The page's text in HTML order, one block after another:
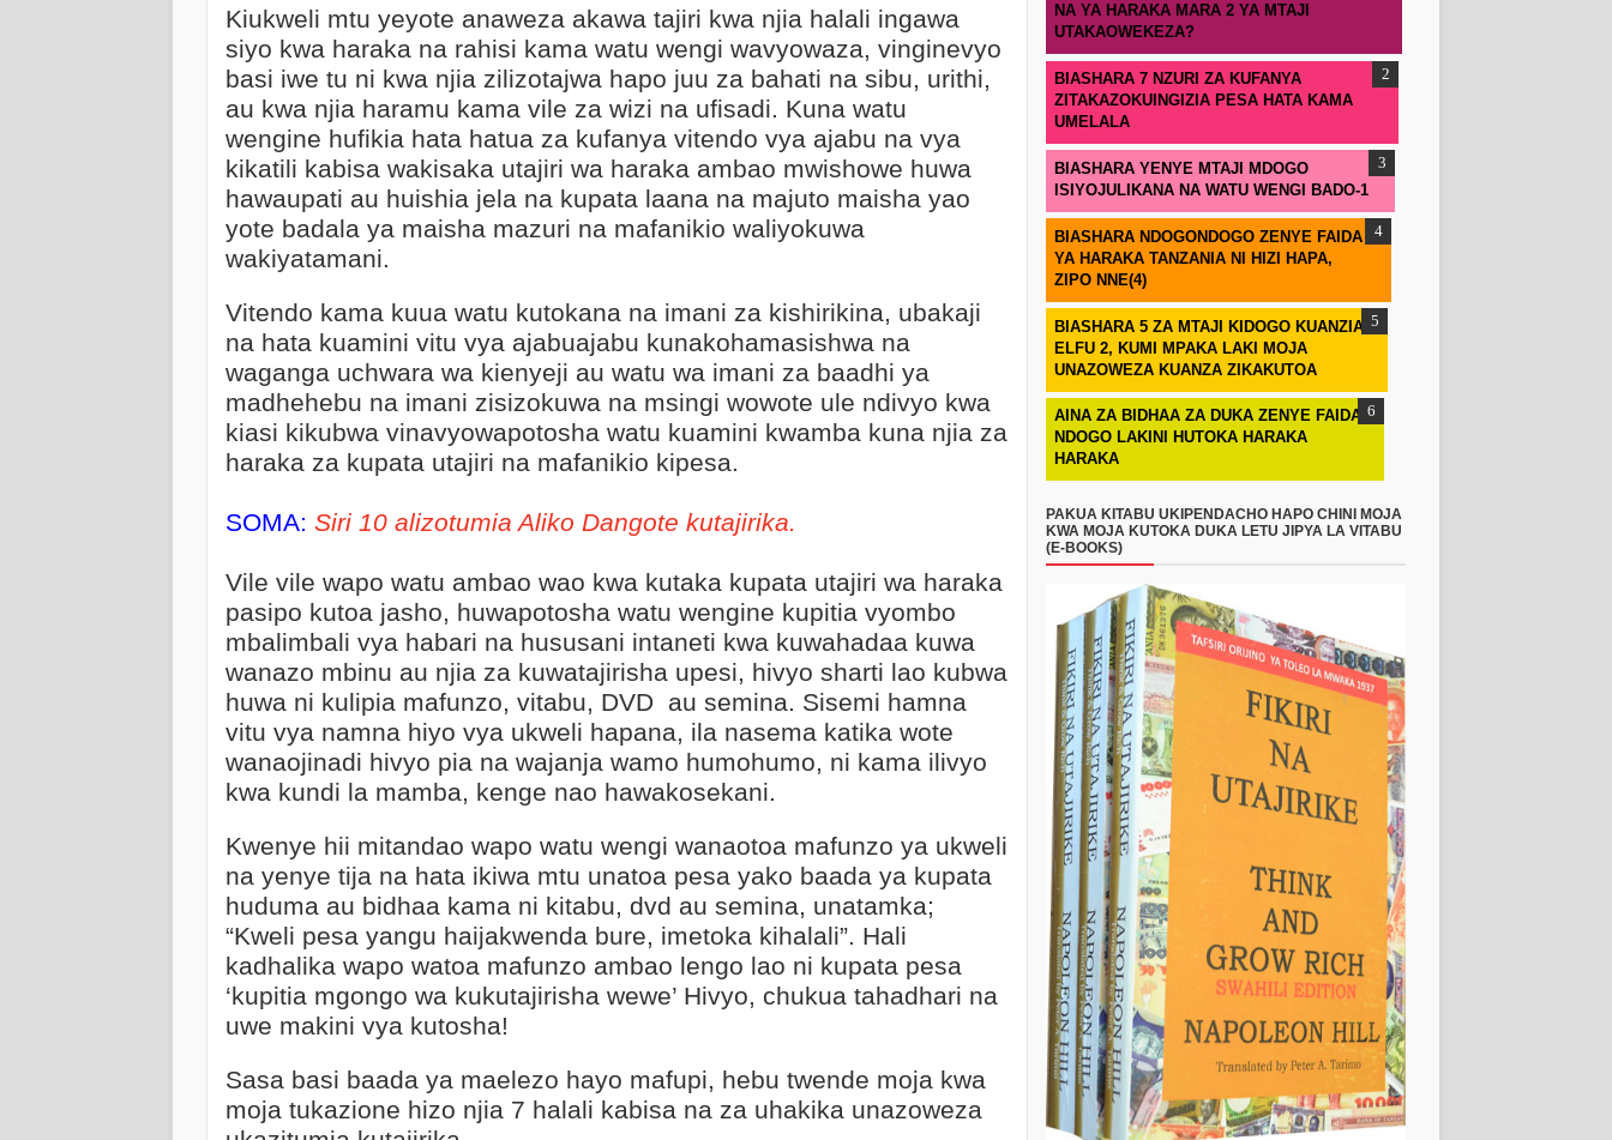
Kiukweli mtu yeyote anaweza akawa tajiri kwa njia halali ingawa
siyo kwa haraka na rahisi kama watu wengi wavyowaza, vinginevyo
basi iwe tu ni kwa njia zilizotajwa hapo juu za bahati na sibu, urithi,
au kwa njia haramu kama vile za wizi na ufisadi. Kuna watu
wengine hufikia hata hatua za kufanya vitendo vya ajabu na vya
kikatili kabisa wakisaka utajiri wa haraka ambao mwishowe huwa
hawaupati au huishia jela na kupata laana na majuto maisha yao
yote badala ya maisha mazuri na mafanikio waliyokuwa
wakiyatamani.
Vitendo kama kuua watu kutokana na imani za kishirikina, ubakaji
na hata kuamini vitu vya ajabuajabu kunakohamasishwa na
waganga uchwara wa kienyeji au watu wa imani za baadhi ya
madhehebu na imani zisizokuwa na msingi wowote ule ndivyo kwa
kiasi kikubwa vinavyowapotosha watu kuamini kwamba kuna njia za
haraka za kupata utajiri na mafanikio kipesa.
SOMA: Siri 10 alizotumia Aliko Dangote kutajirika.
Vile vile wapo watu ambao wao kwa kutaka kupata utajiri wa haraka
pasipo kutoa jasho, huwapotosha watu wengine kupitia vyombo
mbalimbali vya habari na hususani intaneti kwa kuwahadaa kuwa
wanazo mbinu au njia za kuwatajirisha upesi, hivyo sharti lao kubwa
huwa ni kulipia mafunzo, vitabu, DVD au semina. Sisemi hamna
vitu vya namna hiyo vya ukweli hapana, ila nasema katika wote
wanaojinadi hivyo pia na wajanja wamo humohumo, ni kama ilivyo
kwa kundi la mamba, kenge nao hawakosekani.
Kwenye hii mitandao wapo watu wengi wanaotoa mafunzo ya ukweli
na yenye tija na hata ikiwa mtu unatoa pesa yako baada ya kupata
huduma au bidhaa kama ni kitabu, dvd au semina, unatamka;
“Kweli pesa yangu haijakwenda bure, imetoka kihalali”. Hali
kadhalika wapo watoa mafunzo ambao lengo lao ni kupata pesa
‘kupitia mgongo wa kukutajirisha wewe’ Hivyo, chukua tahadhari na
uwe makini vya kutosha!
Sasa basi baada ya maelezo hayo mafupi, hebu twende moja kwa
moja tukazione hizo njia 7 halali kabisa na za uhakika unazoweza
NA YA HARAKA MARA 2 YA MTAJI
UTAKAOWEKEZA?
BIASHARA 7 NZURI ZA KUFANYA
ZITAKAZOKUINGIZIA PESA HATA KAMA
UMELALA
BIASHARA YENYE MTAJI MDOGO
ISIYOJULIKANA NA WATU WENGI BADO-1
BIASHARA NDOGONDOGO ZENYE FAIDA
YA HARAKA TANZANIA NI HIZI HAPA,
ZIPO NNE(4)
BIASHARA 5 ZA MTAJI KIDOGO KUANZIA
ELFU 2, KUMI MPAKA LAKI MOJA
UNAZOWEZA KUANZA ZIKAKUTOA
AINA ZA BIDHAA ZA DUKA ZENYE FAIDA
NDOGO LAKINI HUTOKA HARAKA
HARAKA
PAKUA KITABU UKIPENDACHO HAPO CHINI MOJA
KWA MOJA KUTOKA DUKA LETU JIPYA LA VITABU
(E-BOOKS)